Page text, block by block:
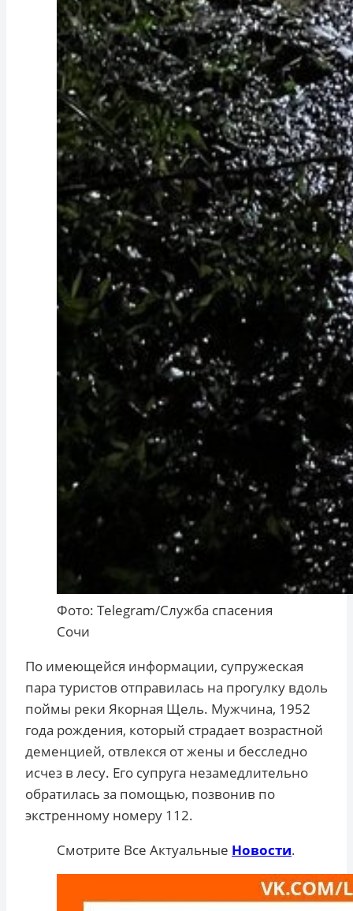
Фото: Telegram/Служба спасения
Сочи
По имеющейся информации, супружеская
пара туристов отправилась на прогулку вдоль
поймы реки Якорная Щель. Мужчина, 1952
года рождения, который страдает возрастной
деменцией, отвлекся от жены и бесследно
исчез в лесу. Его супруга незамедлительно
обратилась за помощью, позвонив по
экстренному номеру 112.
Смотрите Все Актуальные Новости.